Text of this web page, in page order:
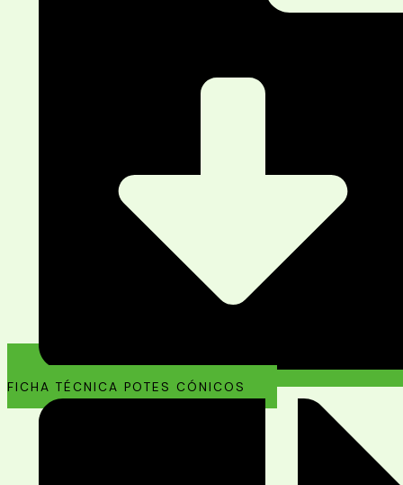
FICHA TÉCNICA POTES CÓNICOS